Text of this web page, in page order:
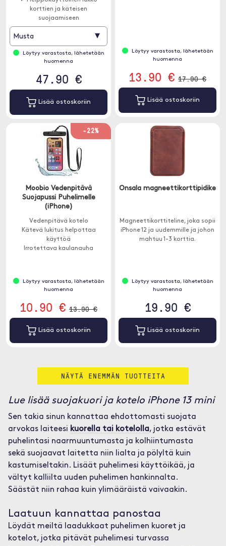
korttien ja käteisen
suojaamiseen
Musta ▾
Löytyy varastosta, lähetetään
huomenna
47.90 €
Lisää ostoskoriin
Löytyy varastosta, lähetetään
huomenna
13.90 € 17.90 €
Lisää ostoskoriin
-22%
Moobio Vedenpitävä
Suojapussi Puhelimelle
(iPhone)
Vedenpitävä kotelo
Kätevä lukitus helpottaa
käyttöä
Irrotettava kaulanauha
Löytyy varastosta, lähetetään
huomenna
10.90 € 13.90 €
Lisää ostoskoriin
Onsala magneettikorttipidike
Magneettikorttiteline, joka sopii
iPhone 12 ja uudemmille ja johon
mahtuu 1-3 korttia.
Löytyy varastosta, lähetetään
huomenna
19.90 €
Lisää ostoskoriin
NÄYTÄ ENEMMÄN TUOTTEITA
Lue lisää suojakuori ja kotelo iPhone 13 mini
Sen takia sinun kannattaa ehdottomasti suojata
arvokas laiteesi kuorella tai kotelolla, jotka estävät
puhelintasi naarmuuntumasta ja kolhiintumasta
sekä suojaavat laitetta niin lialta ja pölyltä kuin
kastumiseltakin. Lisäät puhelimesi käyttöikää, ja
vältyt kalliilta uuden puhelimen hankinnalta.
Säästät niin rahaa kuin ylimääräistä vaivaakin.
Laatuun kannattaa panostaa
Löydät meiltä laadukkaat puhelimen kuoret ja
kotelot, jotka pitävät puhelimesi turvassa